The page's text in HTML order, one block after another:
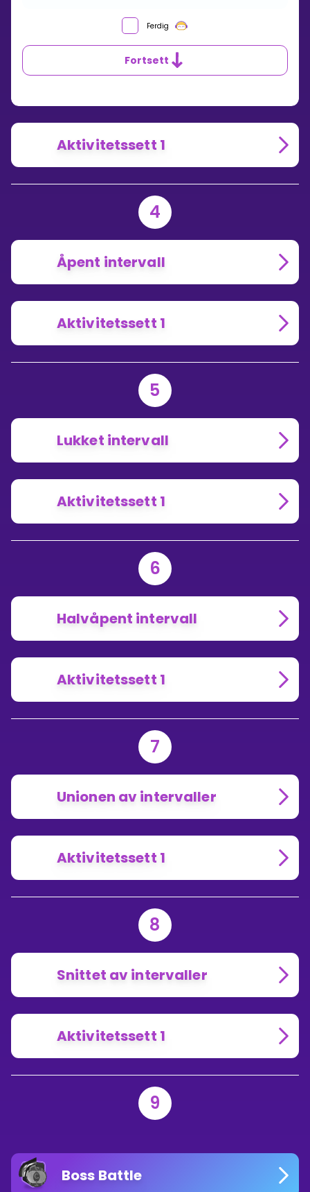
Ferdig
Fortsett
Aktivitetssett 1
4
Åpent intervall
Aktivitetssett 1
5
Lukket intervall
Aktivitetssett 1
6
Halvåpent intervall
Aktivitetssett 1
7
Unionen av intervaller
Aktivitetssett 1
8
Snittet av intervaller
Aktivitetssett 1
9
Boss Battle